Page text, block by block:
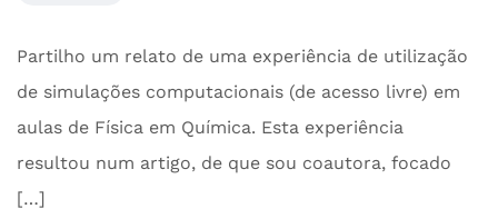
Partilho um relato de uma experiência de utilização
de simulações computacionais (de acesso livre) em
aulas de Física em Química. Esta experiência
resultou num artigo, de que sou coautora, focado
[…]